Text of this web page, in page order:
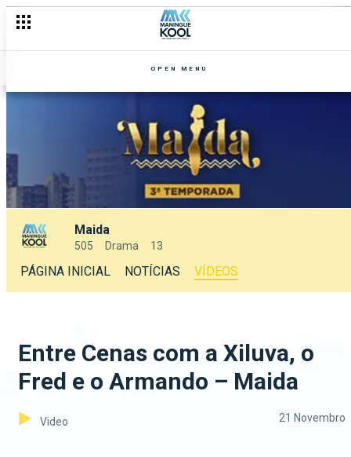
OPEN MENU
Maida
505 Drama 13
PÁGINA INICIAL NOTÍCIAS VÍDEOS
Entre Cenas com a Xiluva, o
Fred e o Armando – Maida
Video 21 Novembro